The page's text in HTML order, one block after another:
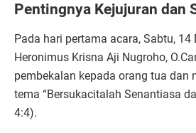
Pentingnya Kejujuran dan
Pada hari pertama acara, Sabtu, 14
Heronimus Krisna Aji Nugroho,
pembekalan kepada orang tua dan
tema “Bersukacitalah Senantiasa
4:4).